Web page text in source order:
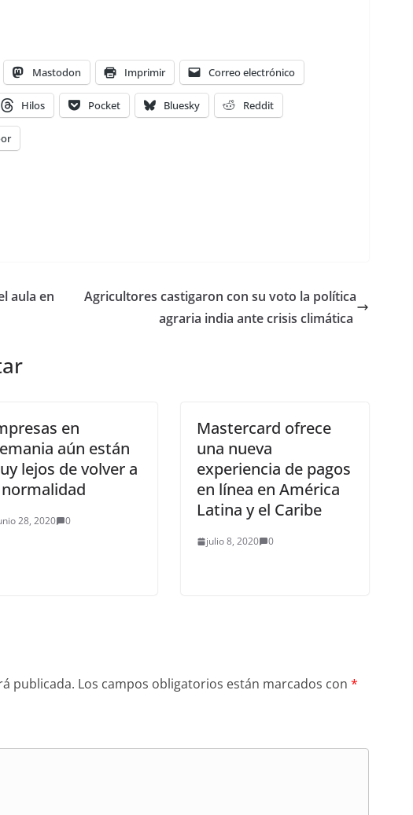
Mastodon Imprimir Correo electrónico
Hilos Pocket Bluesky Reddit
aula en
Agricultores castigaron con su voto la política
agraria india ante crisis climática
en
aún están
lejos de volver a
28, 2020 0
Mastercard ofrece
una nueva
experiencia de pagos
en línea en América
Latina y el Caribe
julio 8, 2020 0
publicada. Los campos obligatorios están marcados con *